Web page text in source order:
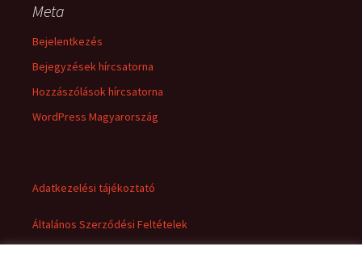
Meta
Bejelentkezés
Bejegyzések hírcsatorna
Hozzászólások hírcsatorna
WordPress Magyarország
Adatkezelési tájékoztató
Általános Szerződési Feltételek